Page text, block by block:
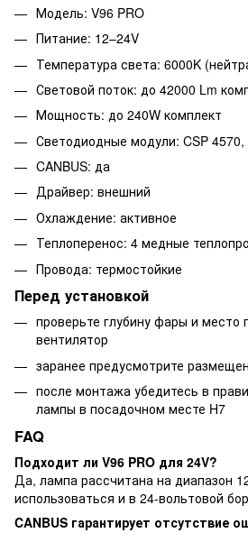
Модель: V96 PRO
Питание: 12–24V
Температура света: 6000K
Световой поток: до 42000 Lm
Мощность: до 240W комплект
Светодиодные модули: CSP 4570,
CANBUS: да
Драйвер: внешний
Охлаждение: активное
Теплоперенос: 4 медные
Провода: термостойкие
Перед установкой
проверьте глубину фары и место
вентилятор
заранее предусмотрите
после монтажа убедитесь в
лампы в посадочном месте H7
FAQ
Подходит ли V96 PRO для 24V?
Да, лампа рассчитана на диапазон
использоваться и в 24-вольтовой
CANBUS гарантирует отсутствие